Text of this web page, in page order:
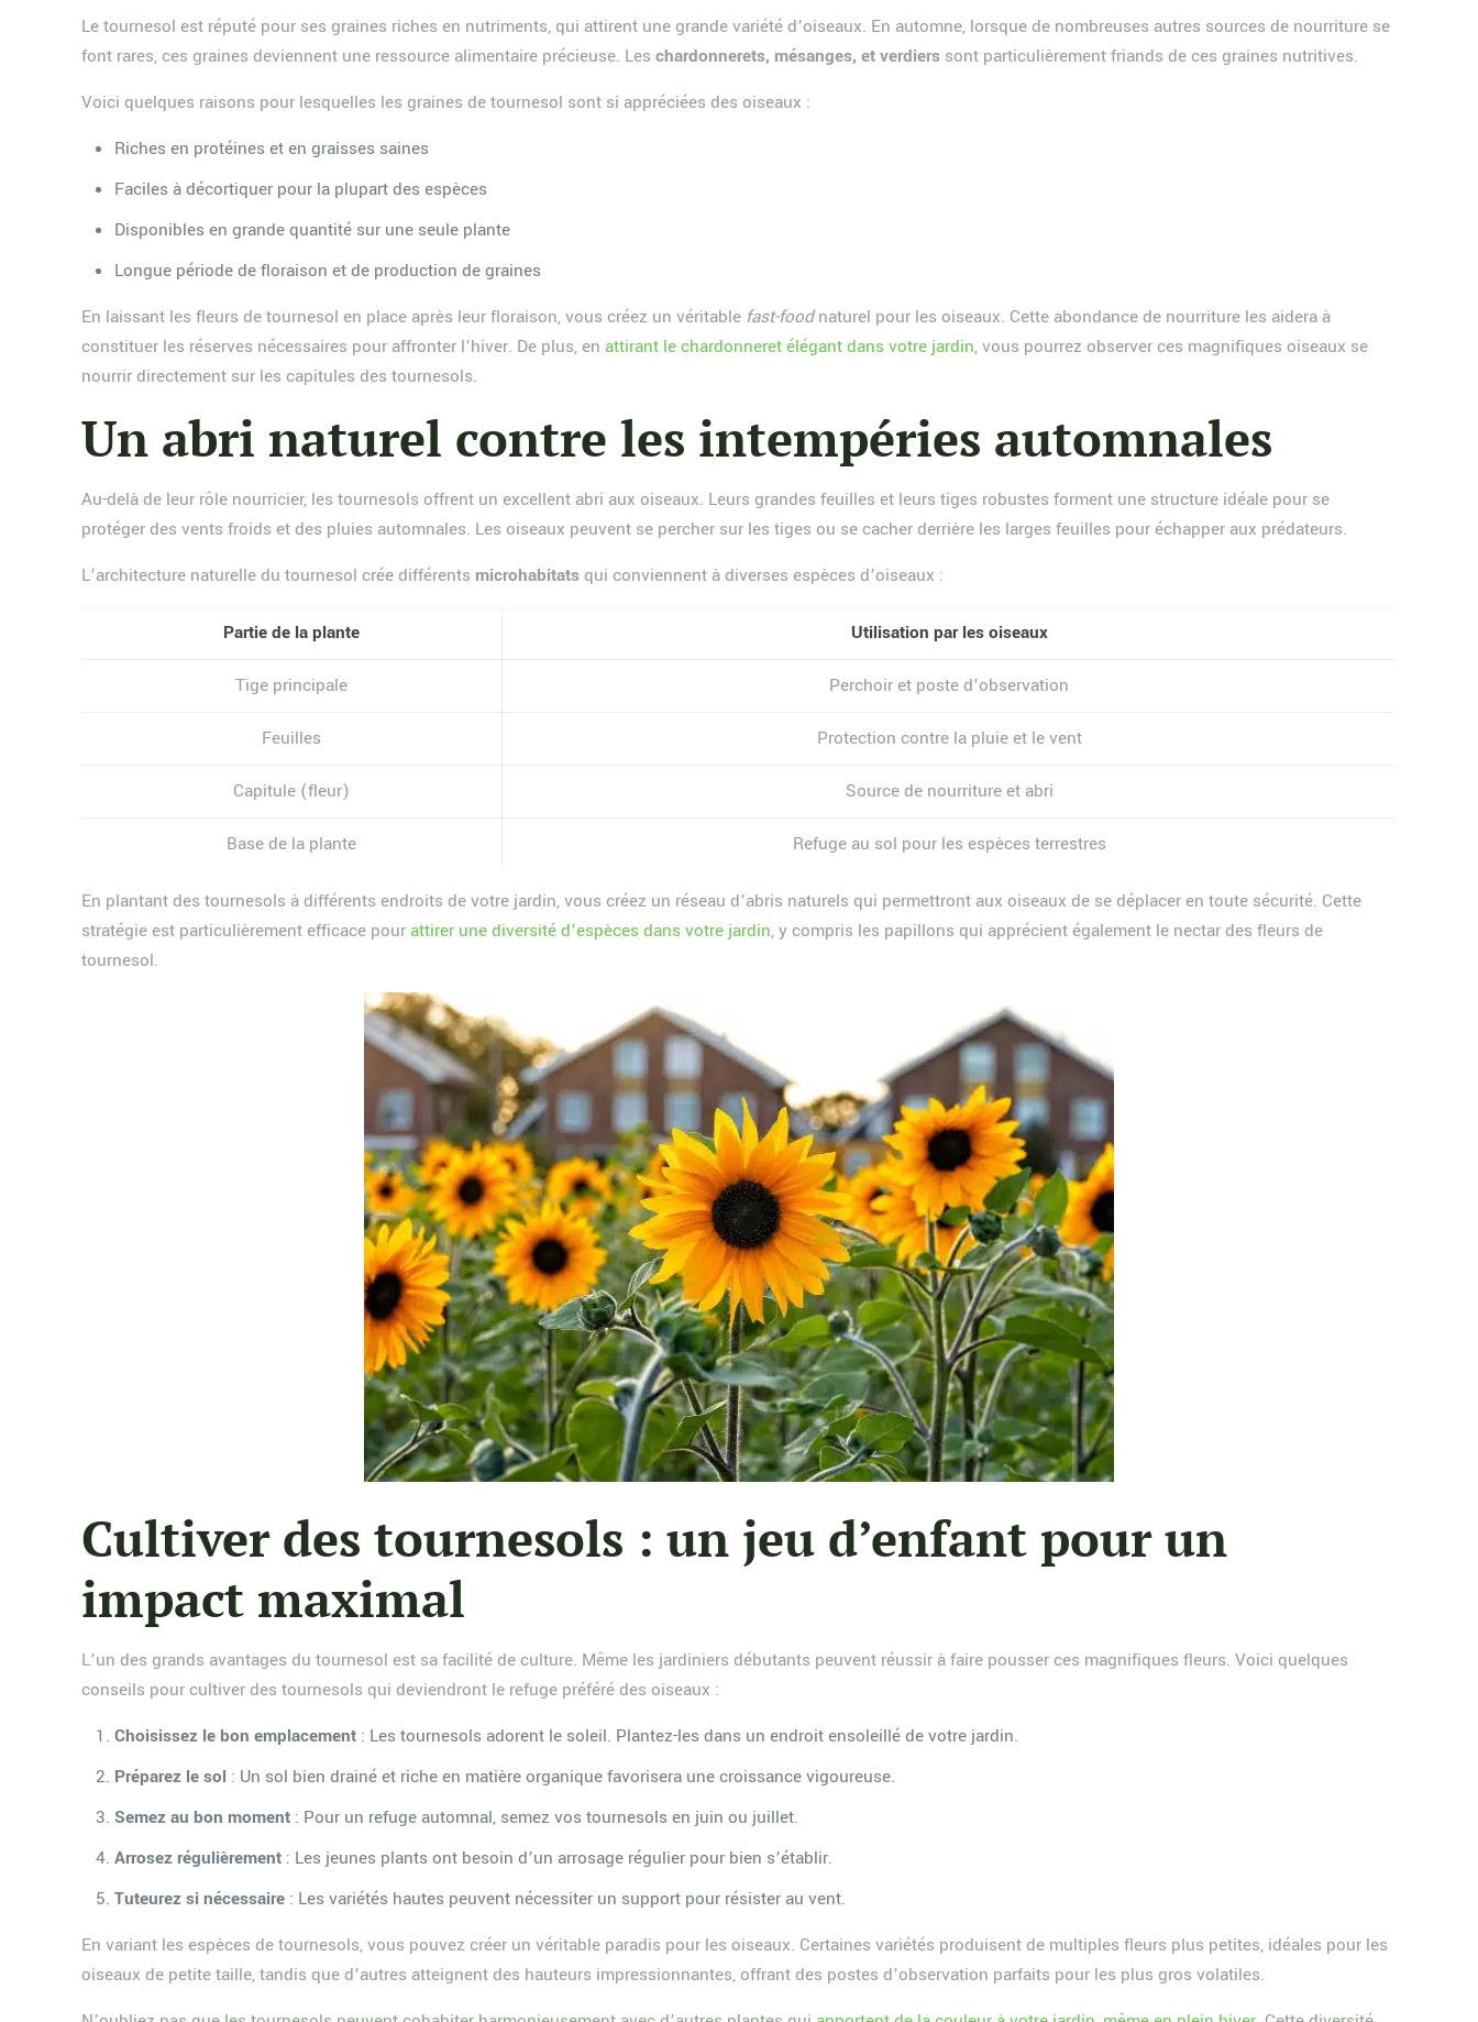
Le tournesol est réputé pour ses graines riches en nutriments, qui attirent une grande variété d’oiseaux. En automne, lorsque de nombreuses autres sources de nourriture se
font rares, ces graines deviennent une ressource alimentaire précieuse. Leschardonnerets, mésanges, et verdiers sont particulièrement friands de ces graines nutritives.
Voici quelques raisons pour lesquelles les graines de tournesol sont si appréciées des oiseaux :
Riches en protéines et en graisses saines
Faciles à décortiquer pour la plupart des espèces
Disponibles en grande quantité sur une seule plante
Longue période de floraison et de production de graines
En laissant les fleurs de tournesol en place après leur floraison, vous créez un véritable fast-foodnaturel pour les oiseaux. Cette abondance de nourriture les aidera à
constituer les réserves nécessaires pour affronter l’hiver. De plus, enattirant le chardonneret élégant dans votre jardin, vous pourrez observer ces magnifiques oiseaux se
nourrir directement sur les capitules des tournesols.
Un abri naturel contre les intempéries automnales
Au-delà de leur rôle nourricier, les tournesols offrent un excellent abri aux oiseaux. Leurs grandes feuilles et leurs tiges robustes forment une structure idéale pour se
protéger des vents froids et des pluies automnales. Les oiseaux peuvent se percher sur les tiges ou se cacher derrière les larges feuilles pour échapper aux prédateurs.
L’architecture naturelle du tournesol crée différents microhabitatsqui conviennent à diverses espèces d’oiseaux :
Partie de la plante Utilisation par les oiseaux
Tige principale Perchoir et poste d’observation
Feuilles Protection contre la pluie et le vent
Capitule (fleur) Source de nourriture et abri
Base de la plante Refuge au sol pour les espèces terrestres
En plantant des tournesols à différents endroits de votre jardin, vous créez un réseau d’abris naturels qui permettront aux oiseaux de se déplacer en toute sécurité. Cette
stratégie est particulièrement efficace pourattirer une diversité d’espèces dans votre jardin, y compris les papillons qui apprécient également le nectar des fleurs de
tournesol.
Cultiver des tournesols : un jeu d’enfant pour un
impact maximal
L’un des grands avantages du tournesol est sa facilité de culture. Même les jardiniers débutants peuvent réussir à faire pousser ces magnifiques fleurs. Voici quelques
conseils pour cultiver des tournesols qui deviendront le refuge préféré des oiseaux :
Choisissez le bon emplacement : Les tournesols adorent le soleil. Plantez-les dans un endroit ensoleillé de votre jardin.
Préparez le sol : Un sol bien drainé et riche en matière organique favorisera une croissance vigoureuse.
Semez au bon moment : Pour un refuge automnal, semez vos tournesols en juin ou juillet.
Arrosez régulièrement : Les jeunes plants ont besoin d’un arrosage régulier pour bien s’établir.
Tuteurez si nécessaire : Les variétés hautes peuvent nécessiter un support pour résister au vent.
En variant les espèces de tournesols, vous pouvez créer un véritable paradis pour les oiseaux. Certaines variétés produisent de multiples fleurs plus petites, idéales pour les
oiseaux de petite taille, tandis que d’autres atteignent des hauteurs impressionnantes, offrant des postes d’observation parfaits pour les plus gros volatiles.